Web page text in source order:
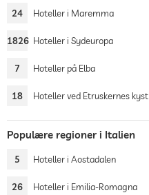
24 Hoteller i Maremma
1826 Hoteller i Sydeuropa
7 Hoteller på Elba
18 Hoteller ved Etruskernes kyst
Populære regioner i Italien
5 Hoteller i Aostadalen
26 Hoteller i Emilia-Romagna